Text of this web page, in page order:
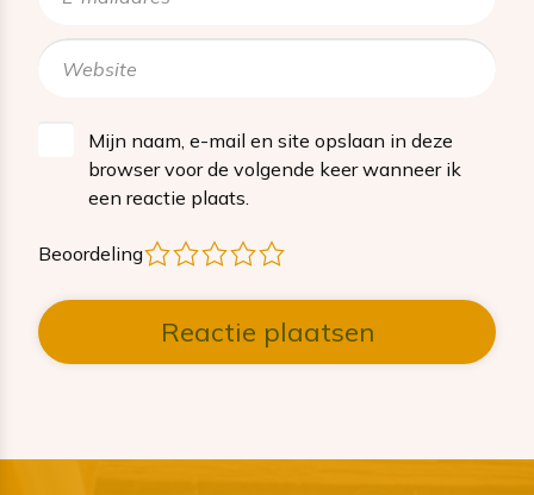
Mijn naam, e-mail en site opslaan in deze
browser voor de volgende keer wanneer ik
een reactie plaats.
Beoordeling 4
3
2
1